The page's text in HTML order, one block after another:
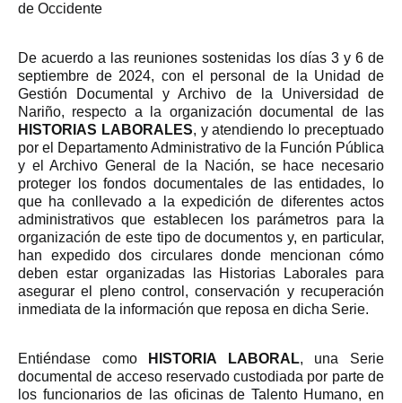
de Occidente
De acuerdo a las reuniones sostenidas los días 3 y 6 de
septiembre de 2024, con el personal de la Unidad de
Gestión Documental y Archivo de la Universidad de
Nariño, respecto a la organización documental de las
HISTORIAS LABORALES, y atendiendo lo preceptuado
por el Departamento Administrativo de la Función Pública
y el Archivo General de la Nación, se hace necesario
proteger los fondos documentales de las entidades, lo
que ha conllevado a la expedición de diferentes actos
administrativos que establecen los parámetros para la
organización de este tipo de documentos y, en particular,
han expedido dos circulares donde mencionan cómo
deben estar organizadas las Historias Laborales para
asegurar el pleno control, conservación y recuperación
inmediata de la información que reposa en dicha Serie.
Entiéndase como HISTORIA LABORAL, una Serie
documental de acceso reservado custodiada por parte de
los funcionarios de las oficinas de Talento Humano, en